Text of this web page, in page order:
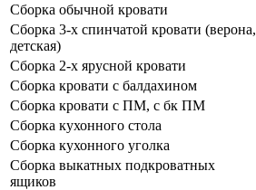
Сборка обычной кровати
Сборка 3-х спинчатой кровати (верона,
детская)
Сборка 2-х ярусной кровати
Сборка кровати с балдахином
Сборка кровати с ПМ, с бк ПМ
Сборка кухонного стола
Сборка кухонного уголка
Сборка выкатных подкроватных
ящиков